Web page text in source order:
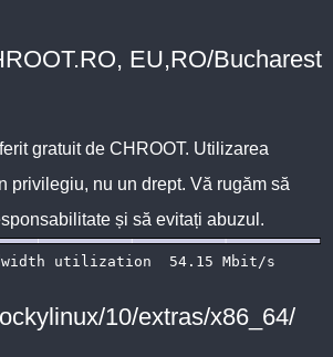
EU,RO/Bucharest
gratuit de CHROOT. Utilizarea
privilegiu, nu un drept. Vă rugăm să
și să evitați abuzul.
10/extras/x86_64/